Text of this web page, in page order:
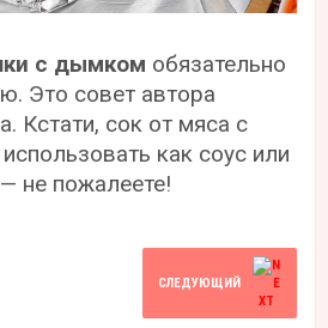
с дымком обязательно
Это совет автора
Кстати, сок от мяса с
как соус или
не пожалеете!
СЛЕДУЮЩИЙ